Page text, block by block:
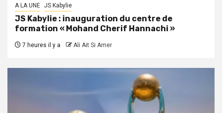
A LA UNE JS Kabylie
JS Kabylie : inauguration du centre de
formation « Mohand Cherif Hannachi »
7 heures il y a Ali Ait Si Amer